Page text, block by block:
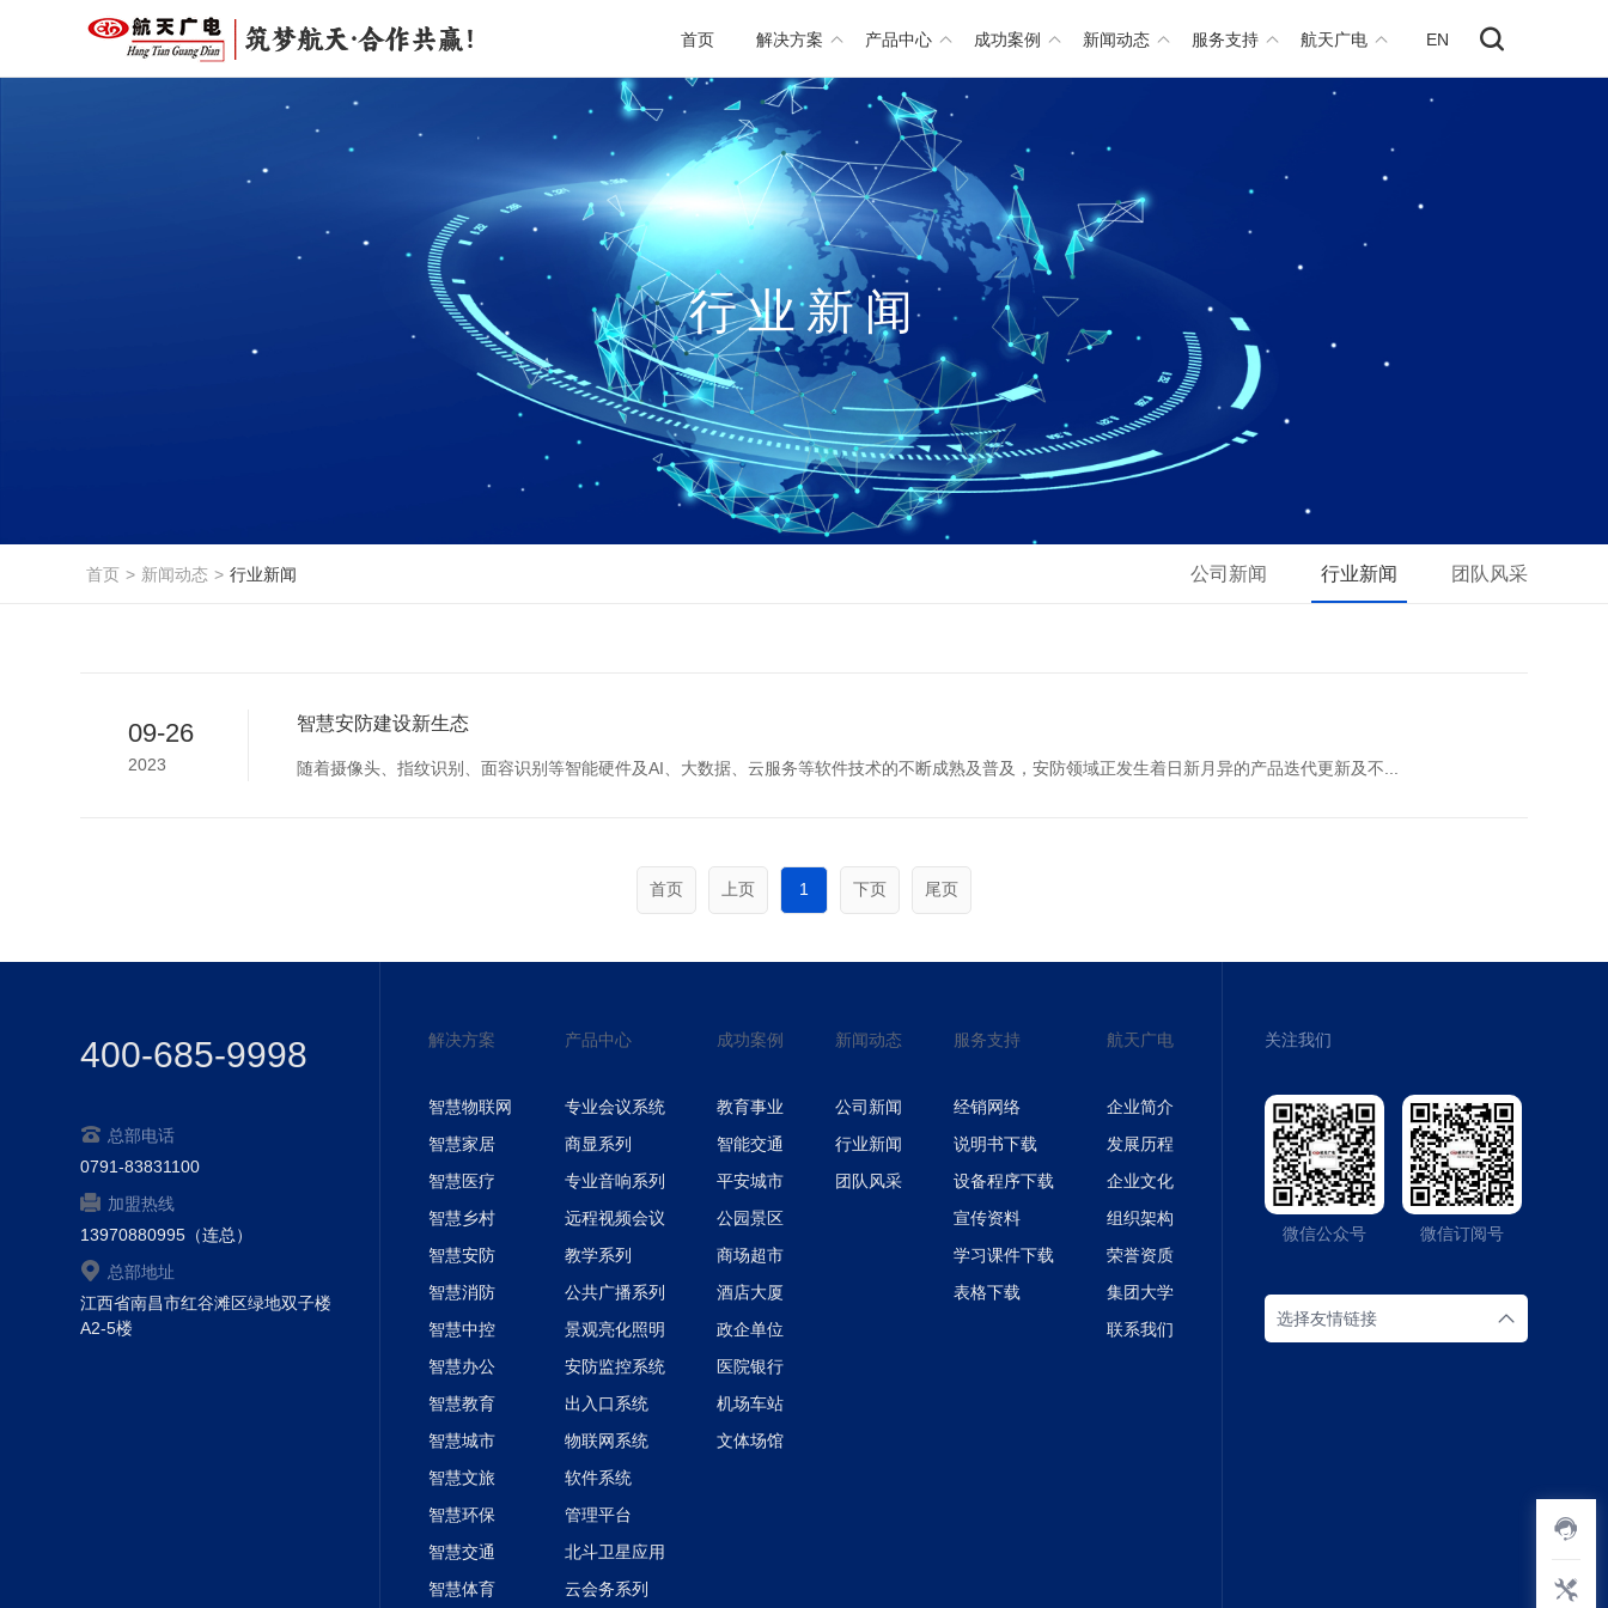
首页 解决方案 产品中心 成功案例 新闻动态 服务支持 航天广电 EN
行业新闻
首页 > 新闻动态 > 行业新闻 公司新闻 行业新闻 团队风采
09-26
2023
智慧安防建设新生态
随着摄像头、指纹识别、面容识别等智能硬件及AI、大数据、云服务等软件技术的不断成熟及普及，安防领域正发生着日新月异的产品迭代更新及不...
首页 上页 1 下页 尾页
400-685-9998
总部电话
0791-83831100
加盟热线
13970880995（连总）
总部地址
江西省南昌市红谷滩区绿地双子楼
A2-5楼
解决方案
智慧物联网
智慧家居
智慧医疗
智慧乡村
智慧安防
智慧消防
智慧中控
智慧办公
智慧教育
智慧城市
智慧文旅
智慧环保
智慧交通
智慧体育
产品中心
专业会议系统
商显系列
专业音响系列
远程视频会议
教学系列
公共广播系列
景观亮化照明
安防监控系统
出入口系统
物联网系统
软件系统
管理平台
北斗卫星应用
云会务系列
成功案例
教育事业
智能交通
平安城市
公园景区
商场超市
酒店大厦
政企单位
医院银行
机场车站
文体场馆
新闻动态
公司新闻
行业新闻
团队风采
服务支持
经销网络
说明书下载
设备程序下载
宣传资料
学习课件下载
表格下载
航天广电
企业简介
发展历程
企业文化
组织架构
荣誉资质
集团大学
联系我们
关注我们
微信公众号 微信订阅号
选择友情链接